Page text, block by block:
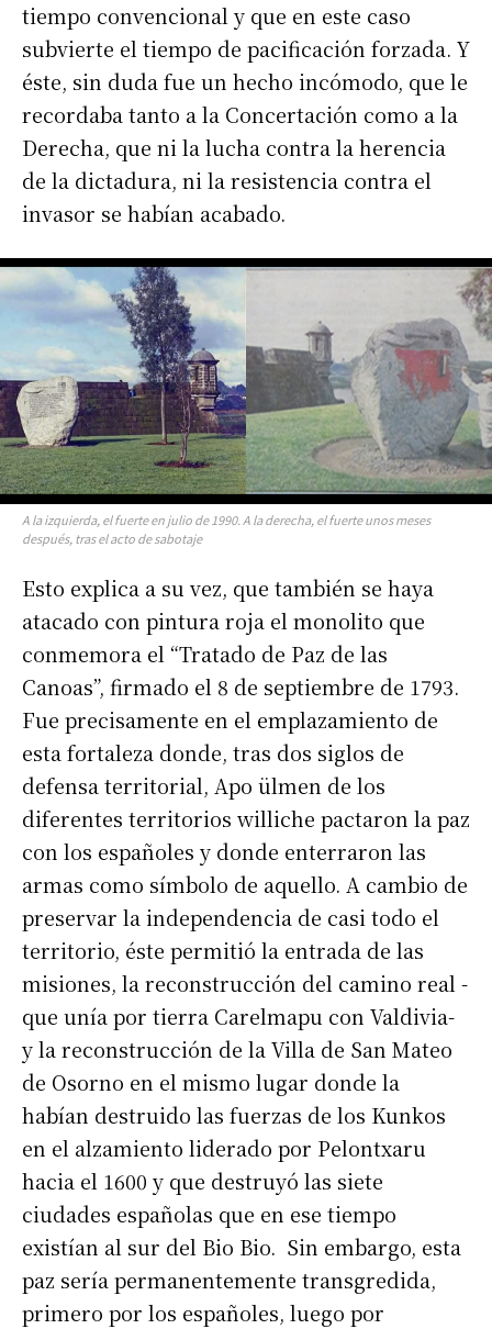
tiempo convencional y que en este caso
subvierte el tiempo de pacificación forzada. Y
éste, sin duda fue un hecho incómodo, que le
recordaba tanto a la Concertación como a la
Derecha, que ni la lucha contra la herencia
de la dictadura, ni la resistencia contra el
invasor se habían acabado.
A la izquierda, el fuerte en julio de 1990. A la derecha, el fuerte unos meses
después, tras el acto de sabotaje
Esto explica a su vez, que también se haya
atacado con pintura roja el monolito que
conmemora el “Tratado de Paz de las
Canoas”, firmado el 8 de septiembre de 1793.
Fue precisamente en el emplazamiento de
esta fortaleza donde, tras dos siglos de
defensa territorial, Apo ülmen de los
diferentes territorios williche pactaron la paz
con los españoles y donde enterraron las
armas como símbolo de aquello. A cambio de
preservar la independencia de casi todo el
territorio, éste permitió la entrada de las
misiones, la reconstrucción del camino real -
que unía por tierra Carelmapu con Valdivia-
y la reconstrucción de la Villa de San Mateo
de Osorno en el mismo lugar donde la
habían destruido las fuerzas de los Kunkos
en el alzamiento liderado por Pelontxaru
hacia el 1600 y que destruyó las siete
ciudades españolas que en ese tiempo
existían al sur del Bio Bio. Sin embargo, esta
paz sería permanentemente transgredida,
primero por los españoles, luego por